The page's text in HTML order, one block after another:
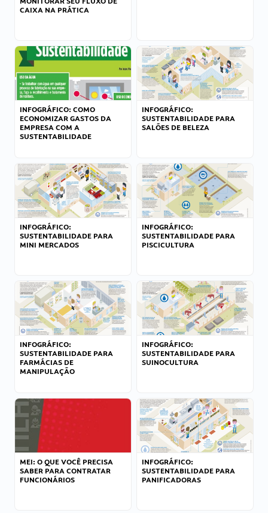
CAIXA NA PRÁTICA
INFOGRÁFICO: COMO
ECONOMIZAR GASTOS DA
EMPRESA COM A
SUSTENTABILIDADE
INFOGRÁFICO:
SUSTENTABILIDADE PARA
SALÕES DE BELEZA
INFOGRÁFICO:
SUSTENTABILIDADE PARA
MINI MERCADOS
INFOGRÁFICO:
SUSTENTABILIDADE PARA
PISCICULTURA
INFOGRÁFICO:
SUSTENTABILIDADE PARA
FARMÁCIAS DE
MANIPULAÇÃO
INFOGRÁFICO:
SUSTENTABILIDADE PARA
SUINOCULTURA
MEI: O QUE VOCÊ PRECISA
SABER PARA CONTRATAR
FUNCIONÁRIOS
INFOGRÁFICO:
SUSTENTABILIDADE PARA
PANIFICADORAS